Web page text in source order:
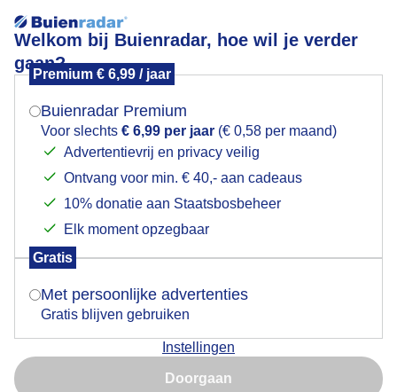
Welkom bij Buienradar, hoe wil je verder
gaan?
Premium € 6,99 / jaar
Buienradar Premium
Voor slechts € 6,99 per jaar (€ 0,58 per maand)
Advertentievrij en privacy veilig
Ontvang voor min. € 40,- aan cadeaus
10% donatie aan Staatsbosbeheer
Elk moment opzegbaar
Gratis
Met persoonlijke advertenties
Gratis blijven gebruiken
Instellingen
Doorgaan
wind, vriendelijke bewolking en zon bij de Oranjezon
Door: Astrid Wiessner Hoog Gemaakt: 09-06-2026, 32x bekeken
Mogen we je locatie gebruiken voor het
Indien je hier nog geen akkoord op hebt gegeven,
verschijnt er zo een pop-up uit je browser waarin
Is goed, toon de popup
Nu niet, misschien later